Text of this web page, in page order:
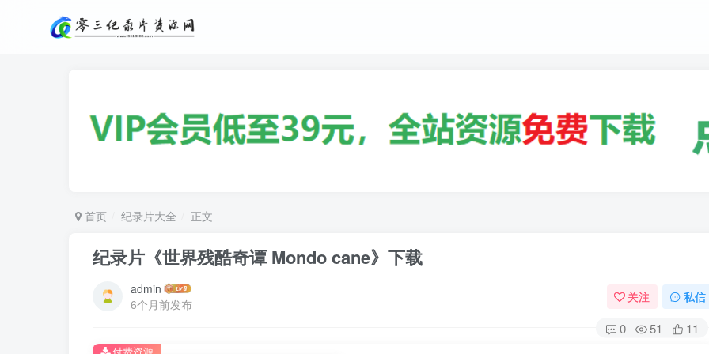
首页 纪录片大全 正文
纪录片《世界残酷奇谭 Mondo cane》下载
admin
6个月前发布
关注 私信
0 51 11